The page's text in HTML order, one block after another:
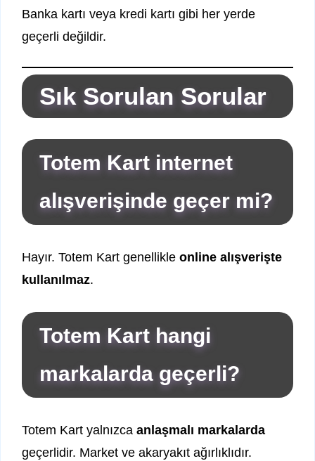
Banka kartı veya kredi kartı gibi her yerde
geçerli değildir.
Sık Sorulan Sorular
Totem Kart internet
alışverişinde geçer mi?
Hayır. Totem Kart genellikle online alışverişte
kullanılmaz.
Totem Kart hangi
markalarda geçerli?
Totem Kart yalnızca anlaşmalı markalarda
geçerlidir. Market ve akaryakıt ağırlıklıdır.